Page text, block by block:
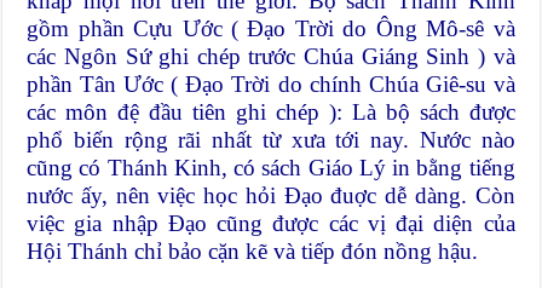
gồm phần Cựu Ước ( Đạo Trời do Ông Mô-sê và
các Ngôn Sứ ghi chép trước Chúa Giáng Sinh ) và
phần Tân Ước ( Đạo Trời do chính Chúa Giê-su và
các môn đệ đầu tiên ghi chép ): Là bộ sách được
phổ biến rộng rãi nhất từ xưa tới nay. Nước nào
cũng có Thánh Kinh, có sách Giáo Lý in bằng tiếng
nước ấy, nên việc học hỏi Đạo đuợc dễ dàng. Còn
việc gia nhập Đạo cũng được các vị đại diện của
Hội Thánh chỉ bảo cặn kẽ và tiếp đón nồng hậu.